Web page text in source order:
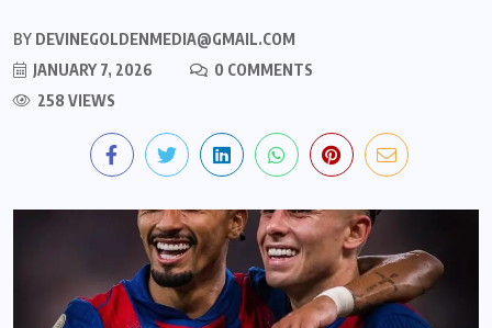
BY DEVINEGOLDENMEDIA@GMAIL.COM
JANUARY 7, 2026
0 COMMENTS
258 VIEWS